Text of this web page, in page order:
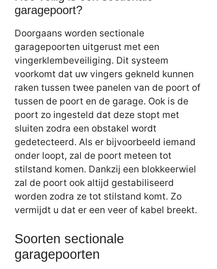
garagepoort?
Doorgaans worden sectionale
garagepoorten uitgerust met een
vingerklembeveiliging. Dit systeem
voorkomt dat uw vingers gekneld kunnen
raken tussen twee panelen van de poort of
tussen de poort en de garage. Ook is de
poort zo ingesteld dat deze stopt met
sluiten zodra een obstakel wordt
gedetecteerd. Als er bijvoorbeeld iemand
onder loopt, zal de poort meteen tot
stilstand komen. Dankzij een blokkeerwiel
zal de poort ook altijd gestabiliseerd
worden zodra ze tot stilstand komt. Zo
vermijdt u dat er een veer of kabel breekt.
Soorten sectionale
garagepoorten